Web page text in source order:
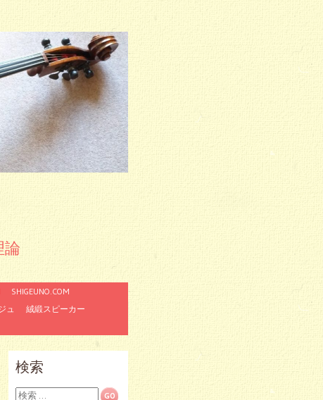
論
SHIGEUNO.COM
ュ
絨緞スピーカー
検索
検